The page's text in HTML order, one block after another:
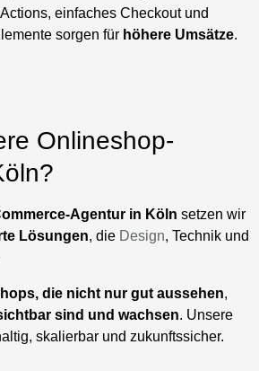
einfaches Checkout und
sorgen für höhere Umsätze.
Onlineshop-
Agentur in Köln setzen wir
Lösungen, die Design, Technik und
die nicht nur gut aussehen,
sind und wachsen. Unsere
skalierbar und zukunftssicher.